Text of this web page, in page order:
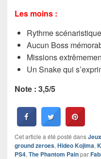
Les moins :
Rythme
Aucun Boss
Missions
Un Snake qui
Note : 3,5/5
Cet article a été posté dans
ground zeroes, Hideo Kojima,
PS4, The Phantom Painpar